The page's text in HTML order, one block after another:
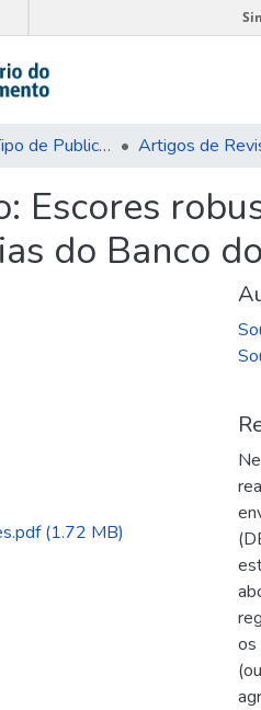
Navegar por Tipo de Publicação Artigos de
Escores
do Banco
(1.72 MB)
os